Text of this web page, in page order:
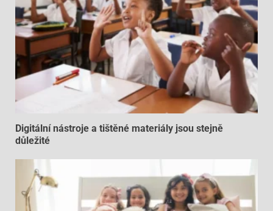
Digitální nástroje a tištěné materiály jsou stejně
důležité